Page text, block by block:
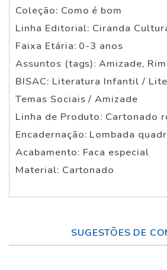
Coleção: Como é bom
Linha Editorial: Ciranda
Faixa Etária: 0-3 anos
Assuntos (tags): Amizade,
BISAC: Literatura Infantil /
Temas Sociais / Amizade
Linha de Produto: Cartonado
Encadernação: Lombada
Acabamento: Faca especial
Material: Cartonado
SUGESTÕES DE